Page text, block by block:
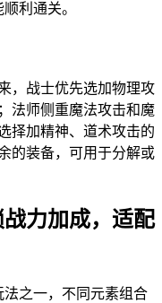
利通关。
，战士优先选加物理攻
法师侧重魔法攻击和魔
择加精神、道术攻击的
的装备，可用于分解或
力加成，适配
法之一，不同元素组合